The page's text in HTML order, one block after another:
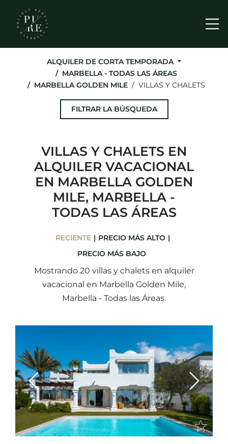
ALQUILER DE CORTA TEMPORADA
MARBELLA - TODAS LAS ÁREAS
MARBELLA GOLDEN MILE
VILLAS Y CHALETS
FILTRAR LA BÚSQUEDA
VILLAS Y CHALETS EN
ALQUILER VACACIONAL
EN MARBELLA GOLDEN
MILE, MARBELLA -
TODAS LAS ÁREAS
RECIENTE
PRECIO MÁS ALTO
PRECIO MÁS BAJO
Mostrando 20 villas y chalets en alquiler
vacacional en Marbella Golden Mile,
Marbella - Todas las Áreas.
Previous Next